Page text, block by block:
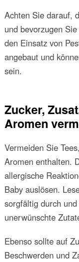
Achten Sie darauf,
und bevorzugen
den Einsatz von
angebaut und
sein.
Zucker,
Aromen
Vermeiden Sie
Aromen enthalten.
allergische
Baby auslösen.
sorgfältig durch
unerwünschte
Ebenso sollte auf
Beschwerden und